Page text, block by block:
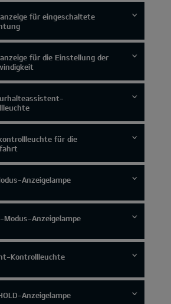
für eingeschaltete
für die Einstellung der
für die
Anzeigelampe
Modus-Anzeigelampe
Kontrollleuchte
Anzeigelampe